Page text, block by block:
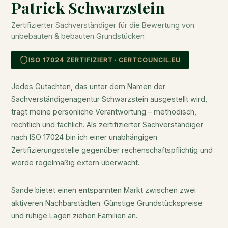
Patrick Schwarzstein
Zertifizierter Sachverständiger für die Bewertung von
unbebauten & bebauten Grundstücken
ISO 17024 ZERTIFIZIERT · CERTCOUNCIL.EU
Jedes Gutachten, das unter dem Namen der
Sachverständigenagentur Schwarzstein ausgestellt wird,
trägt meine persönliche Verantwortung – methodisch,
rechtlich und fachlich. Als zertifizierter Sachverständiger
nach ISO 17024 bin ich einer unabhängigen
Zertifizierungsstelle gegenüber rechenschaftspflichtig und
werde regelmäßig extern überwacht.
Sande bietet einen entspannten Markt zwischen zwei
aktiveren Nachbarstädten. Günstige Grundstückspreise
und ruhige Lagen ziehen Familien an.